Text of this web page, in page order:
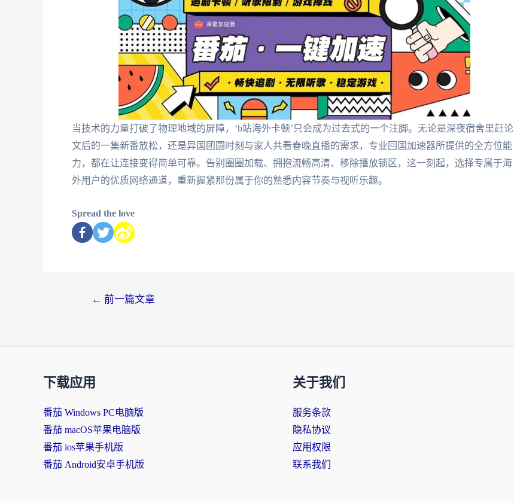
当技术的力量打破了物理地域的屏障，‘b站海外卡顿’只会成为过去式的一个注脚。无论是深夜宿舍里赶论
文后的一集新番放松，还是异国团圆时刻与家人共看春晚直播的需求，专业回国加速器所提供的全方位能
力，都在让连接变得简单可靠。告别圈圈加载、拥抱流畅高清、移除播放锁区，这一刻起，选择专属于海
外用户的优质网络通道，重新握紧那份属于你的熟悉内容节奏与视听乐趣。
Spread the love
← 前一篇文章
下载应用
番茄 Windows PC电脑版
番茄 macOS苹果电脑版
番茄 ios苹果手机版
番茄 Android安卓手机版
关于我们
服务条款
隐私协议
应用权限
联系我们